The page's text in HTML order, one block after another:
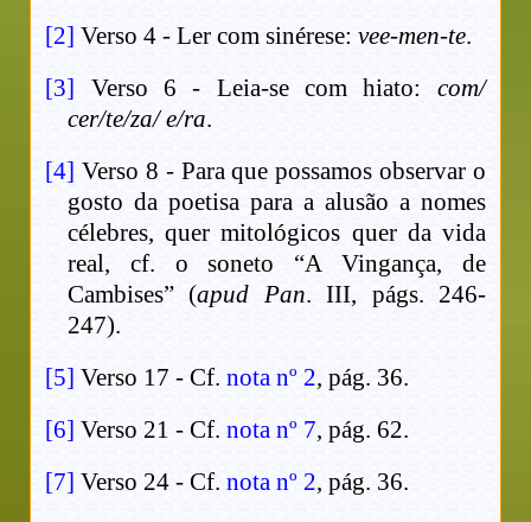
[2] Verso 4 - Ler com sinérese:vee-men-te.
[3] Verso 6 - Leia-se com hiato: com/
cer/te/za/ e/ra.
[4] Verso 8 - Para que possamos observar o
gosto da poetisa para a alusão a nomes
célebres, quer mitológicos quer da vida
real, cf. o soneto “A Vingança, de
Cambises” (apud Pan. III, págs. 246-
247).
[5] Verso 17 - Cf.nota nº 2, pág. 36.
[6] Verso 21 - Cf.nota nº 7, pág. 62.
[7] Verso 24 - Cf.nota nº 2, pág. 36.